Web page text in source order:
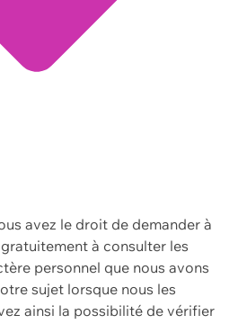
avez le droit de demander à
à consulter les
personnel que nous avons
sujet lorsque nous les
ainsi la possibilité de vérifier